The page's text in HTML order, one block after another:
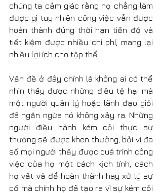
chúng ta cảm giác rằng họ chẳng làm
được gì tuy nhiên công việc vẫn được
hoàn thành đúng thời hạn tiến độ và
tiết kiệm được nhiều chi phí, mang lại
nhiều lợi ích cho tập thể.
Vấn đề ở đây chính là không ai có thể
nhìn thấy được những điều tệ hại mà
một người quản lý hoặc lãnh đạo giỏi
đã ngăn ngừa nó không xảy ra. Những
người điều hành kém cỏi thực sự
thường sẽ được khen thưởng, bởi vì đa
số mọi người thấy được quá trình công
việc của họ một cách kịch tính, cách
họ vất vả để hoàn thành hay xử lý sự
cố mà chính họ đã tạo ra vì sự kém cỏi